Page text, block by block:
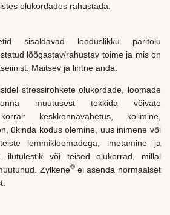
olukordades rahustada.
sisaldavad looduslikku päritolu
lõõgastav/rahustav toime ja mis on
Maitsev ja lihtne anda.
stressirohkete olukordade, loomade
muutusest tekkida võivate
keskkonnavahetus, kolimine,
ükinda kodus olemine, uus inimene või
lemmikloomadega, imetamine ja
ilutulestik või teised olukorrad, millal
Zylkene® ei asenda normaalset